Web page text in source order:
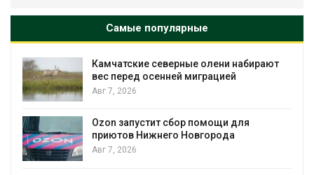
Самые популярные
Камчатские северные олени набирают
вес перед осенней миграцией
Авг 7, 2026
Ozon запустит сбор помощи для
приютов Нижнего Новгорода
Авг 7, 2026